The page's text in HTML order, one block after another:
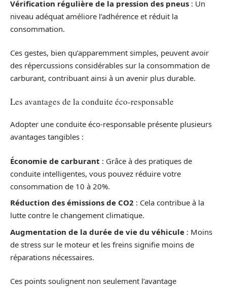
Vérification régulière de la pression des pneus : Un
niveau adéquat améliore l’adhérence et réduit la
consommation.
Ces gestes, bien qu’apparemment simples, peuvent avoir
des répercussions considérables sur la consommation de
carburant, contribuant ainsi à un avenir plus durable.
Les avantages de la conduite éco-responsable
Adopter une conduite éco-responsable présente plusieurs
avantages tangibles :
Économie de carburant : Grâce à des pratiques de
conduite intelligentes, vous pouvez réduire votre
consommation de 10 à 20%.
Réduction des émissions de CO2 : Cela contribue à la
lutte contre le changement climatique.
Augmentation de la durée de vie du véhicule : Moins
de stress sur le moteur et les freins signifie moins de
réparations nécessaires.
Ces points soulignent non seulement l’avantage